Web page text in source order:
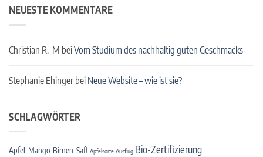
NEUESTE KOMMENTARE
Christian R.-M beiVom Studium des nachhaltig guten Geschmacks
Stephanie Ehinger bei Neue Website – wie ist sie?
SCHLAGWÖRTER
Apfel-Mango-Birnen-Saft Apfelsorte Ausflug Bio-Zertifizierung